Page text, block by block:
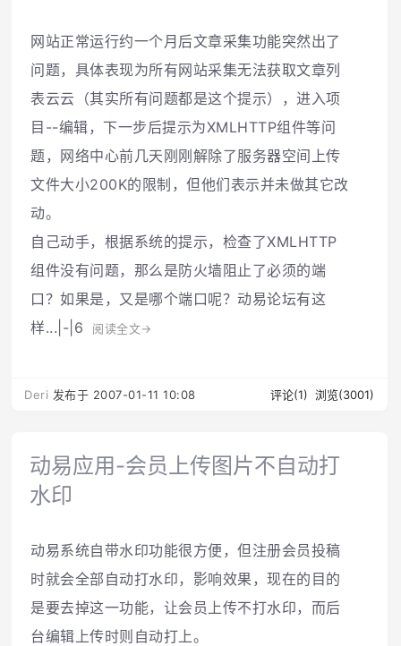
网站正常运行约一个月后文章采集功能突然出了
问题，具体表现为所有网站采集无法获取文章列
表云云（其实所有问题都是这个提示），进入项
目--编辑，下一步后提示为XMLHTTP组件等问
题，网络中心前几天刚刚解除了服务器空间上传
文件大小200K的限制，但他们表示并未做其它改
动。
自己动手，根据系统的提示，检查了XMLHTTP
组件没有问题，那么是防火墙阻止了必须的端
口？如果是，又是哪个端口呢？动易论坛有这
样...|-|6
阅读全文→
Deri 发布于 2007-01-11 10:08 评论(1) 浏览(3001)
动易应用-会员上传图片不自动打
水印
动易系统自带水印功能很方便，但注册会员投稿
时就会全部自动打水印，影响效果，现在的目的
是要去掉这一功能，让会员上传不打水印，而后
台编辑上传时则自动打上。